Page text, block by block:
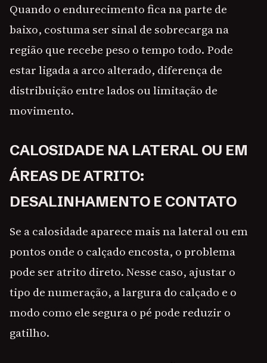
Quando o endurecimento fica na parte de
baixo, costuma ser sinal de sobrecarga na
região que recebe peso o tempo todo. Pode
estar ligada a arco alterado, diferença de
distribuição entre lados ou limitação de
movimento.
CALOSIDADE NA LATERAL OU EM
ÁREAS DE ATRITO:
DESALINHAMENTO E CONTATO
Se a calosidade aparece mais na lateral ou em
pontos onde o calçado encosta, o problema
pode ser atrito direto. Nesse caso, ajustar o
tipo de numeração, a largura do calçado e o
modo como ele segura o pé pode reduzir o
gatilho.